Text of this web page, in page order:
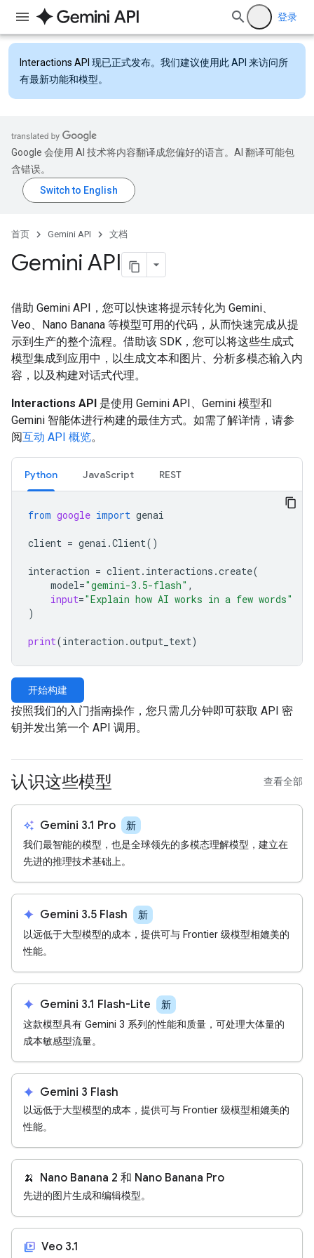
登录
Interactions API 现已正式发布。我们建议使用此 API 来访问所
有最新功能和模型。
Google 会使用 AI 技术将内容翻译成您偏好的语言。AI 翻译可能包
含错误。
首页 Gemini API 文档
Gemini API
借助 Gemini API，您可以快速将提示转化为 Gemini、
Veo、Nano Banana 等模型可用的代码，从而快速完成从提
示到生产的整个流程。借助该 SDK，您可以将这些生成式
模型集成到应用中，以生成文本和图片、分析多模态输入内
容，以及构建对话式代理。
Interactions API 是使用 Gemini API、Gemini 模型和
Gemini 智能体进行构建的最佳方式。如需了解详情，请参
阅互动 API 概览。
Python JavaScript REST
from google import genai
client = genai .Client()
interaction = client. interactions .create(
model="gemini-3.5-flash" ,
input="Explain how AI works in a few words"
)
print(interaction .output_text)
开始构建
按照我们的入门指南操作，您只需几分钟即可获取 API 密
钥并发出第一个 API 调用。
认识这些模型 查看全部
auto_awesome Gemini 3.1 Pro 新
我们最智能的模型，也是全球领先的多模态理解模型，建立在
先进的推理技术基础上。
spark Gemini 3.5 Flash 新
以远低于大型模型的成本，提供可与 Frontier 级模型相媲美的
性能。
spark Gemini 3.1 Flash-Lite 新
这款模型具有 Gemini 3 系列的性能和质量，可处理大体量的
成本敏感型流量。
spark Gemini 3 Flash
以远低于大型模型的成本，提供可与 Frontier 级模型相媲美的
性能。
🍌 Nano Banana 2 和 Nano Banana Pro
先进的图片生成和编辑模型。
video_library Veo 3.1